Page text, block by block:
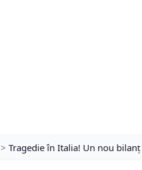
> Tragedie în Italia! Un nou